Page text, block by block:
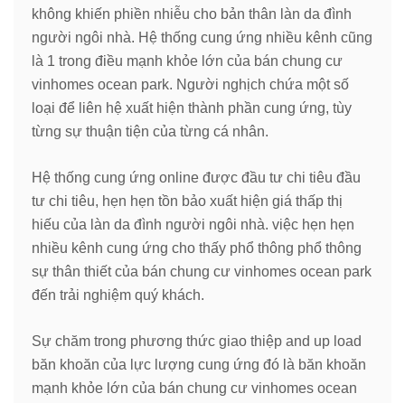
không khiến phiền nhiễu cho bản thân làn da đình
người ngôi nhà. Hệ thống cung ứng nhiều kênh cũng
là 1 trong điều mạnh khỏe lớn của bán chung cư
vinhomes ocean park. Người nghịch chứa một số
loại để liên hệ xuất hiện thành phần cung ứng, tùy
từng sự thuận tiện của từng cá nhân.
Hệ thống cung ứng online được đầu tư chi tiêu đầu
tư chi tiêu, hẹn hẹn tồn bảo xuất hiện giá thấp thị
hiếu của làn da đình người ngôi nhà. việc hẹn hẹn
nhiều kênh cung ứng cho thấy phổ thông phổ thông
sự thân thiết của bán chung cư vinhomes ocean park
đến trải nghiệm quý khách.
Sự chăm trong phương thức giao thiệp and up load
băn khoăn của lực lượng cung ứng đó là băn khoăn
mạnh khỏe lớn của bán chung cư vinhomes ocean